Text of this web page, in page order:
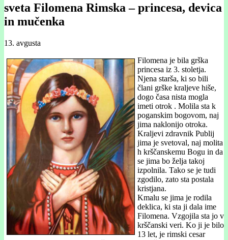
sveta Filomena Rimska – princesa, devica
in mučenka
13. avgusta
Filomena je bila grška
princesa iz 3. stoletja.
Njena starša, ki so bili
člani grške kraljeve hiše,
dogo časa nista mogla
imeti otrok . Molila sta k
poganskim bogovom, naj
jima naklonijo otroka.
Kraljevi zdravnik Publij
jima je svetoval, naj molita
h krščanskemu Bogu in da
se jima bo želja takoj
izpolnila. Tako se je tudi
zgodilo, zato sta postala
kristjana.
Kmalu se jima je rodila
deklica, ki sta ji dala ime
Filomena. Vzgojila sta jo v
krščanski veri. Ko ji je bilo
13 let, je rimski cesar